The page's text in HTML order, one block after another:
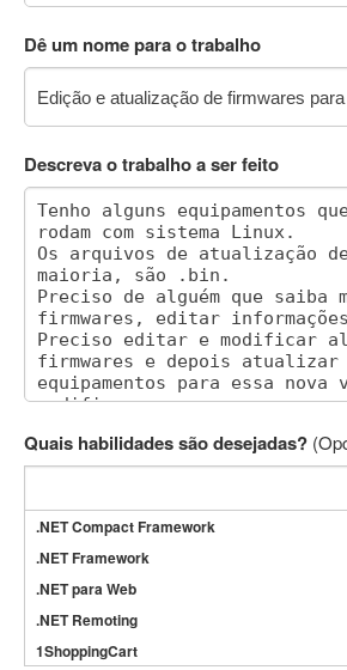
Dê um nome para o trabalho
Descreva o trabalho a ser feito
Quais habilidades são desejadas?
.NET Compact Framework
.NET Framework
.NET para Web
.NET Remoting
1ShoppingCart